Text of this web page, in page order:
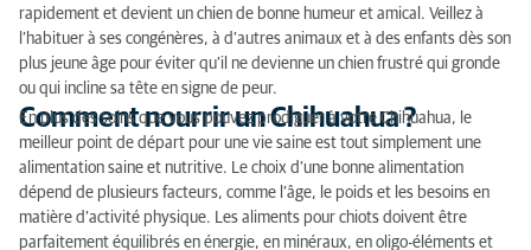
rapidement et devient un chien de bonne humeur et amical. Veillez à
l’habituer à ses congénères, à d’autres animaux et à des enfants dès son
plus jeune âge pour éviter qu’il ne devienne un chien frustré qui gronde
ou qui incline sa tête en signe de peur.
Comment nourrir un Chihuahua ?
En plus des soins que vous pouvez prodiguer à votre Chihuahua, le
meilleur point de départ pour une vie saine est tout simplement une
alimentation saine et nutritive. Le choix d’une bonne alimentation
dépend de plusieurs facteurs, comme l’âge, le poids et les besoins en
matière d’activité physique. Les aliments pour chiots doivent être
parfaitement équilibrés en énergie, en minéraux, en oligo-éléments et